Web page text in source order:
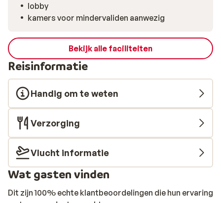
lobby
kamers voor mindervaliden aanwezig
Bekijk alle faciliteiten
Reisinformatie
Handig om te weten
Verzorging
Vlucht informatie
Wat gasten vinden
Dit zijn 100% echte klantbeoordelingen die hun ervaring